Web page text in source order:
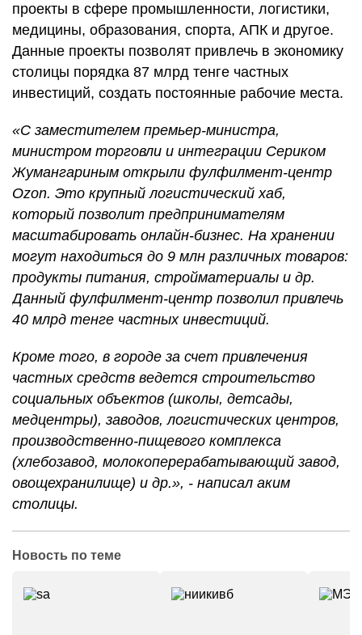
проекты в сфере промышленности, логистики,
медицины, образования, спорта, АПК и другое.
Данные проекты позволят привлечь в экономику
столицы порядка 87 млрд тенге частных
инвестиций, создать постоянные рабочие места.
«С заместителем премьер-министра,
министром торговли и интеграции Сериком
Жумангариным открыли фулфилмент-центр
Ozon. Это крупный логистический хаб,
который позволит предпринимателям
масштабировать онлайн-бизнес. На хранении
могут находиться до 9 млн различных товаров:
продукты питания, стройматериалы и др.
Данный фулфилмент-центр позволил привлечь
40 млрд тенге частных инвестиций.
Кроме того, в городе за счет привлечения
частных средств ведется строительство
социальных объектов (школы, детсады,
медцентры), заводов, логистических центров,
производственно-пищевого комплекса
(хлебозавод, молокоперерабатывающий завод,
овощехранилище) и др.», - написал аким
столицы.
Новость по теме